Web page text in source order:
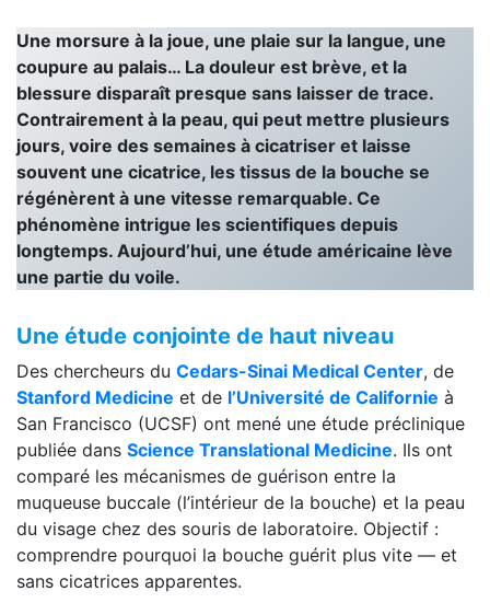
Une morsure à la joue, une plaie sur la langue, une
coupure au palais… La douleur est brève, et la
blessure disparaît presque sans laisser de trace.
Contrairement à la peau, qui peut mettre plusieurs
jours, voire des semaines à cicatriser et laisse
souvent une cicatrice, les tissus de la bouche se
régénèrent à une vitesse remarquable. Ce
phénomène intrigue les scientifiques depuis
longtemps. Aujourd’hui, une étude américaine lève
une partie du voile.
Une étude conjointe de haut niveau
Des chercheurs du Cedars-Sinai Medical Center, de
Stanford Medicine et de l’Université de Californie à
San Francisco (UCSF) ont mené une étude préclinique
publiée dans Science Translational Medicine. Ils ont
comparé les mécanismes de guérison entre la
muqueuse buccale (l’intérieur de la bouche) et la peau
du visage chez des souris de laboratoire. Objectif :
comprendre pourquoi la bouche guérit plus vite — et
sans cicatrices apparentes.